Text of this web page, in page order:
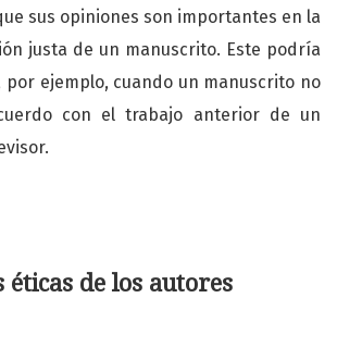
sus opiniones son importantes en la
justa de un manuscrito. Este podría
por ejemplo, cuando un manuscrito no
con el trabajo anterior de un
éticas de los autores